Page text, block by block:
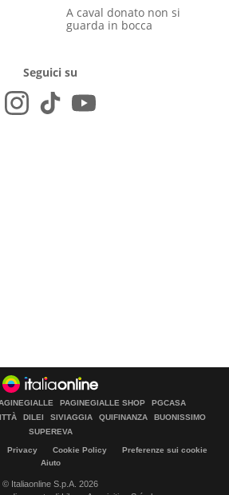
A caval donato non si
guarda in bocca
Seguici su
PAGINEGIALLE SHOP
PGCASA
DILEI SIVIAGGIA QUIFINANZA
BUONISSIMO
SUPEREVA
Privacy Cookie Policy
Preferenze sui cookie
Aiuto
© Italiaonline S.p.A. 2026